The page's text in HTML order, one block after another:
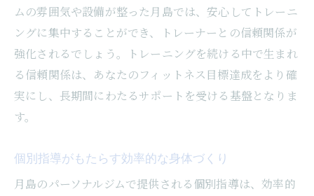
ムの雰囲気や設備が整った月島では、安心してトレーニ
ングに集中することができ、トレーナーとの信頼関係が
強化されるでしょう。トレーニングを続ける中で生まれ
る信頼関係は、あなたのフィットネス目標達成をより確
実にし、長期間にわたるサポートを受ける基盤となりま
す。
個別指導がもたらす効率的な身体づくり
月島のパーソナルジムで提供される個別指導は、効率的